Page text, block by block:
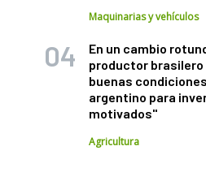
Maquinarias y vehículos
En un cambio
productor
buenas
argentino para
motivados"
Agricultura